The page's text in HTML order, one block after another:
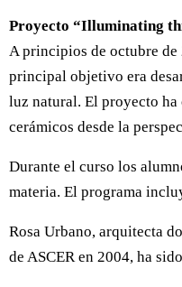
Proyecto “Illuminating
A principios de octubre
principal objetivo era
luz natural. El proyecto
cerámicos desde la
Durante el curso los
materia. El programa
Rosa Urbano, arquitecta
de ASCER en 2004, ha